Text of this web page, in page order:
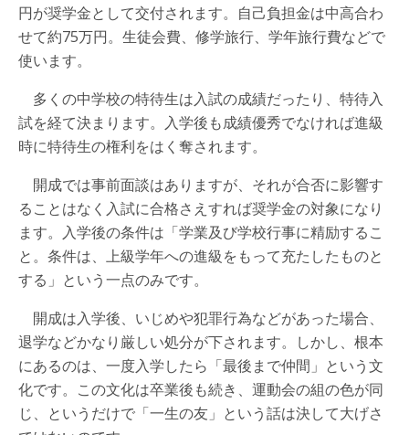
円が奨学金として交付されます。自己負担金は中高合わ
せて約75万円。生徒会費、修学旅行、学年旅行費などで
使います。
多くの中学校の特待生は入試の成績だったり、特待入
試を経て決まります。入学後も成績優秀でなければ進級
時に特待生の権利をはく奪されます。
開成では事前面談はありますが、それが合否に影響す
ることはなく入試に合格さえすれば奨学金の対象になり
ます。入学後の条件は「学業及び学校行事に精励するこ
と。条件は、上級学年への進級をもって充たしたものと
する」という一点のみです。
開成は入学後、いじめや犯罪行為などがあった場合、
退学などかなり厳しい処分が下されます。しかし、根本
にあるのは、一度入学したら「最後まで仲間」という文
化です。この文化は卒業後も続き、運動会の組の色が同
じ、というだけで「一生の友」という話は決して大げさ